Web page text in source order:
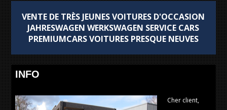
VENTE DE TRÈS JEUNES VOITURES D'OCCASION
JAHRESWAGEN WERKSWAGEN SERVICE CARS
PREMIUMCARS VOITURES PRESQUE NEUVES
INFO
Cher client,